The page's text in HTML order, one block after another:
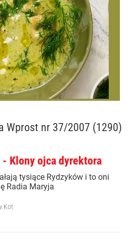
Wprost nr 37/2007 (1290)
- Klony ojca dyrektora
tysiące Rydzyków i to oni
Radia Maryja
Kot